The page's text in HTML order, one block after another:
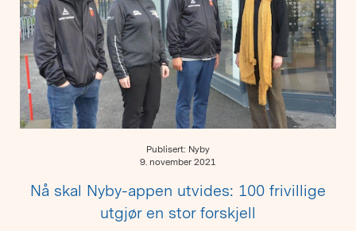
Publisert: Nyby
9. november 2021
Nå skal Nyby-appen utvides: 100 frivillige
utgjør en stor forskjell